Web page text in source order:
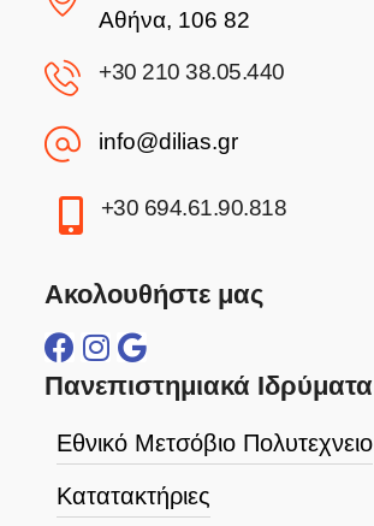
Αθήνα, 106 82
+30 210 38.05.440
info@dilias.gr
+30 694.61.90.818
Ακολουθήστε μας
Πανεπιστημιακά Ιδρύματα
Εθνικό Μετσόβιο Πολυτεχνειο
Κατατακτήριες